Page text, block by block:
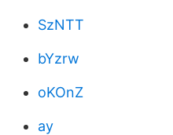
SzNTT
bYzrw
oKOnZ
ay